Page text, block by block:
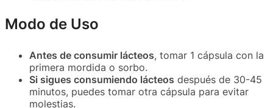
Modo de Uso
Antes de consumir lácteos, tomar 1 cápsula con la
primera mordida o sorbo.
Si sigues consumiendo lácteos después de 30-45
minutos, puedes tomar otra cápsula para evitar
molestias.